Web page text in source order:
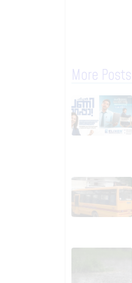
More Posts